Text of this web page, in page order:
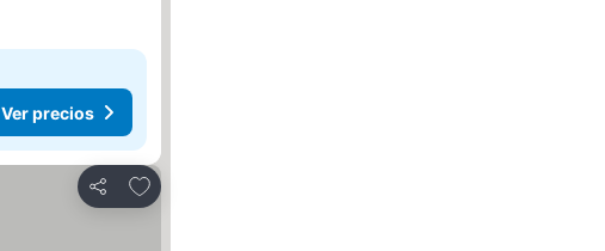
Ver precios
Compartir
Agregar a favoritos